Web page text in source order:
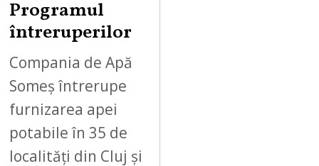
Programul
întreruperilor
Compania de Apă
Someș întrerupe
furnizarea apei
potabile în 35 de
localități din Cluj și